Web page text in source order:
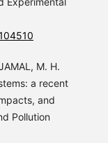
M. H.
a recent
and
Pollution